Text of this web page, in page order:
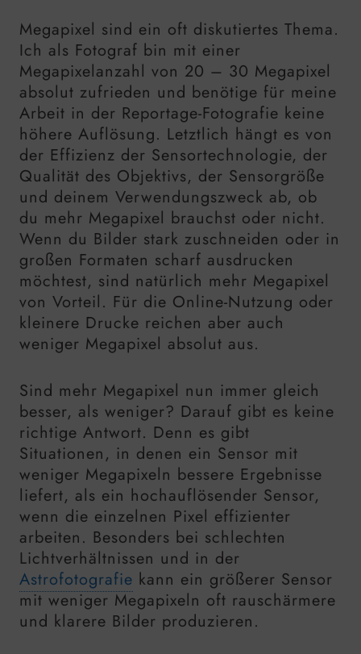
Megapixel sind ein oft diskutiertes Thema.
Ich als Fotograf bin mit einer
Megapixelanzahl von 20 – 30 Megapixel
absolut zufrieden und benötige für meine
Arbeit in der Reportage-Fotografie keine
höhere Auflösung. Letztlich hängt es von
der Effizienz der Sensortechnologie, der
Qualität des Objektivs, der Sensorgröße
und deinem Verwendungszweck ab, ob
du mehr Megapixel brauchst oder nicht.
Wenn du Bilder stark zuschneiden oder in
großen Formaten scharf ausdrucken
möchtest, sind natürlich mehr Megapixel
von Vorteil. Für die Online-Nutzung oder
kleinere Drucke reichen aber auch
weniger Megapixel absolut aus.
Sind mehr Megapixel nun immer gleich
besser, als weniger? Darauf gibt es keine
richtige Antwort. Denn es gibt
Situationen, in denen ein Sensor mit
weniger Megapixeln bessere Ergebnisse
liefert, als ein hochauflösender Sensor,
wenn die einzelnen Pixel effizienter
arbeiten. Besonders bei schlechten
Lichtverhältnissen und in der
Astrofotografie kann ein größerer Sensor
mit weniger Megapixeln oft rauschärmere
und klarere Bilder produzieren.